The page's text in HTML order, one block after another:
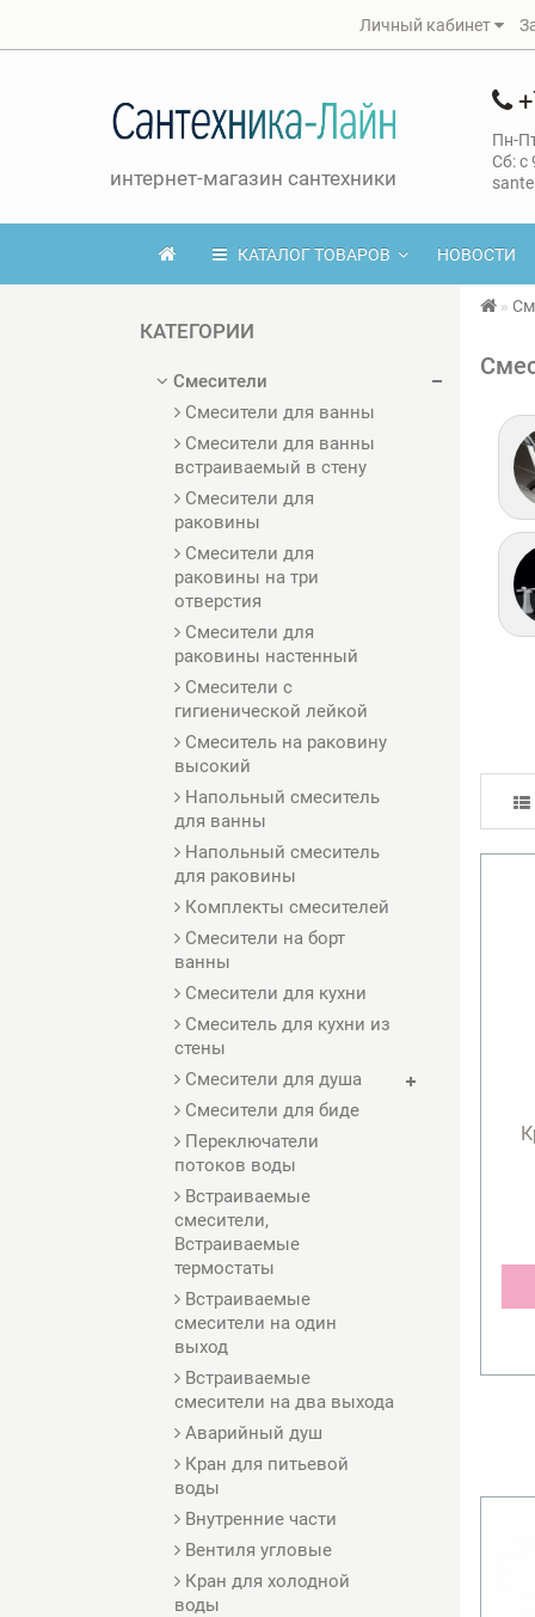
Личный кабинет
интернет-магазин сантехники
Пн-
Сб: с
КАТАЛОГ ТОВАРОВ НОВОСТИ
КАТЕГОРИИ
Смесители
Смесители для ванны
Смесители для ванны
встраиваемый в стену
Смесители для
раковины
Смесители для
раковины на три
отверстия
Смесители для
раковины настенный
Смесители с
гигиенической лейкой
Смеситель на раковину
высокий
Напольный смеситель
для ванны
Напольный смеситель
для раковины
Комплекты смесителей
Смесители на борт
ванны
Смесители для кухни
Смеситель для кухни из
стены
Смесители для душа
Смесители для биде
Переключатели
потоков воды
Встраиваемые
смесители,
Встраиваемые
термостаты
Встраиваемые
смесители на один
выход
Встраиваемые
смесители на два выхода
Аварийный душ
Кран для питьевой
воды
Внутренние части
Вентиля угловые
Кран для холодной
воды